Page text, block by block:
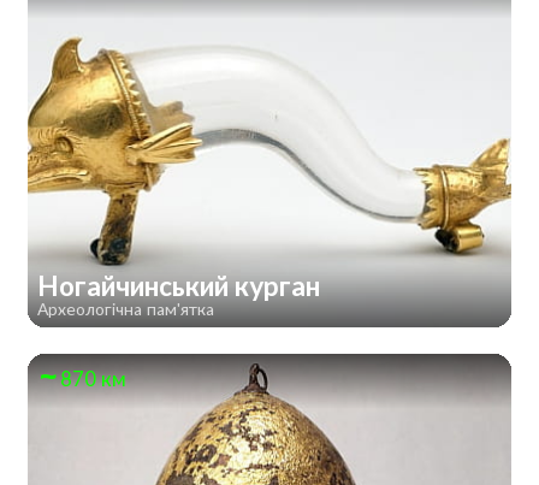
Ногайчинський курган
Археологічна пам'ятка
870 км